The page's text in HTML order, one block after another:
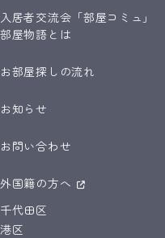
入居者交流会「部屋コミュ」
部屋物語とは
お部屋探しの流れ
お知らせ
お問い合わせ
外国籍の方へ
千代田区
港区